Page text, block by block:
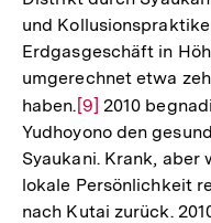
der
und
Erdgasgeschäft in
umgerechnet etwa
haben. Zur
Auflösung
der
Fußnote
[9] 2010
Yudhoyono den
Syaukani. Krank, aber
lokale Persönlichkeit
nach Kutai zurück.